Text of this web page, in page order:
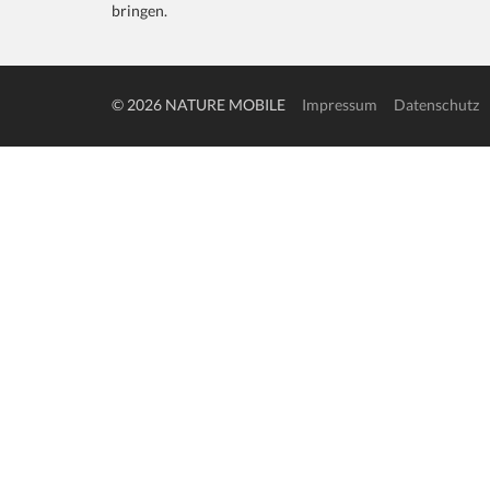
bringen.
© 2026 NATURE MOBILE Impressum Datenschutz